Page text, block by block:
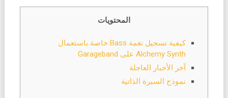
المحتويات
كيفية تسجيل نغمة Bass خاصة باستعمال
Alchemy Synth على Garageband
آخر الأخبار العاجلة
نموذج السيرة الذاتية